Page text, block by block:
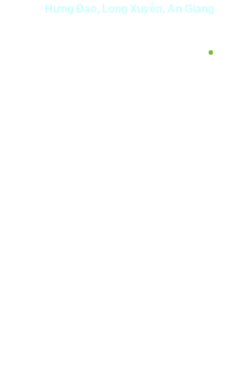
Hưng Đạo, Long Xuyên, An Giang